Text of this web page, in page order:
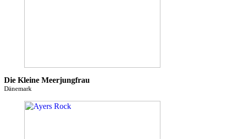
Die Kleine Meerjungfrau
Dänemark